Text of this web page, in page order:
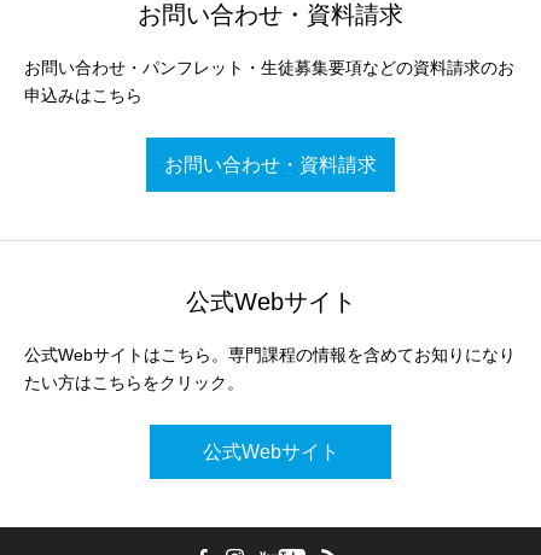
お問い合わせ・資料請求
お問い合わせ・パンフレット・生徒募集要項などの資料請求のお
申込みはこちら
お問い合わせ・資料請求
公式Webサイト
公式Webサイトはこちら。専門課程の情報を含めてお知りになり
たい方はこちらをクリック。
公式Webサイト